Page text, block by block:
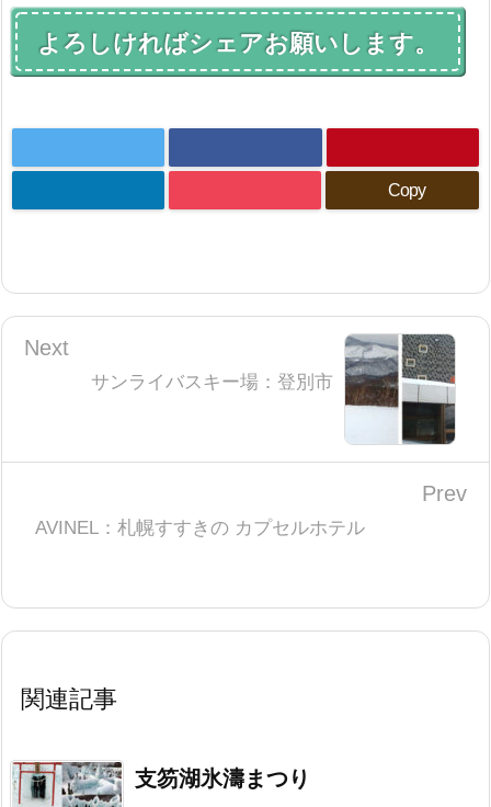
よろしければシェアお願いします。
Copy
サンライバスキー場：登別市
Next
AVINEL：札幌すすきの カプセルホテル
Prev
関連記事
支笏湖氷濤まつり